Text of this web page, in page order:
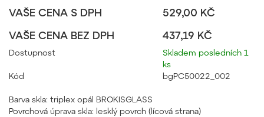
VAŠE CENA S DPH
529,00 KČ
VAŠE CENA BEZ DPH
437,19 KČ
Dostupnost
Skladem posledních 1
ks
Kód
bgPC50022_002
Barva skla: triplex opál BROKISGLASS
Povrchová úprava skla: lesklý povrch (lícová strana)